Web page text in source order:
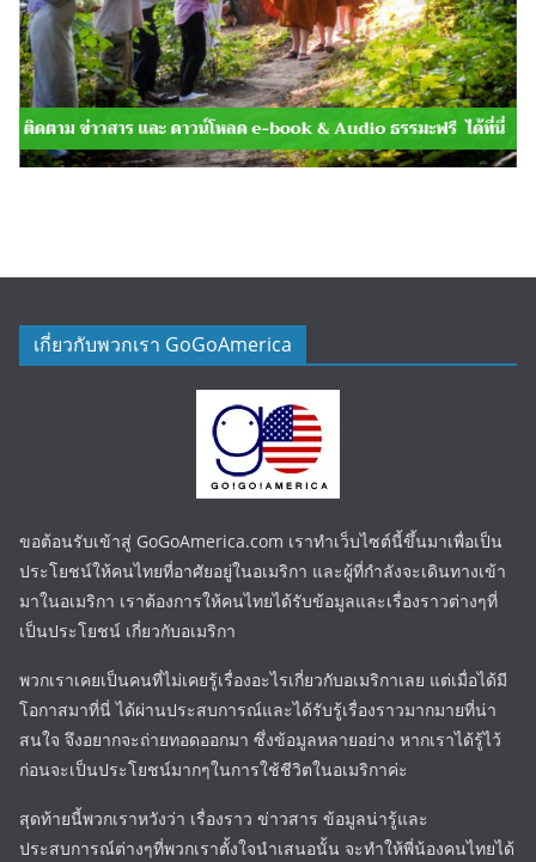
เกี่ยวกับพวกเรา GoGoAmerica
ขอต้อนรับเข้าสู่ GoGoAmerica.com เราทำเว็บไซต์นี้ขึ้นมาเพื่อเป็น
ประโยชน์ให้คนไทยที่อาศัยอยู่ในอเมริกา และผู้ที่กำลังจะเดินทางเข้า
มาในอเมริกา เราต้องการให้คนไทยได้รับข้อมูลและเรื่องราวต่างๆที่
เป็นประโยชน์ เกี่ยวกับอเมริกา
พวกเราเคยเป็นคนที่ไม่เคยรู้เรื่องอะไรเกี่ยวกับอเมริกาเลย แต่เมื่อได้มี
โอกาสมาที่นี่ ได้ผ่านประสบการณ์และได้รับรู้เรื่องราวมากมายที่น่า
สนใจ จึงอยากจะถ่ายทอดออกมา ซึ่งข้อมูลหลายอย่าง หากเราได้รู้ไว้
ก่อนจะเป็นประโยชน์มากๆในการใช้ชีวิตในอเมริกาค่ะ
สุดท้ายนี้พวกเราหวังว่า เรื่องราว ข่าวสาร ข้อมูลน่ารู้และ
ประสบการณ์ต่างๆที่พวกเราตั้งใจนำเสนอนั้น จะทำให้พี่น้องคนไทยได้